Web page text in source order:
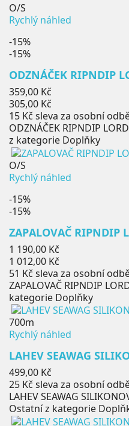
O/S
Rychlý náhled
-15%
-15%
ODZNÁČEK RIPNDIP
Běžná
cena
359,00 Kč
Cena
305,00 Kč
15 Kč sleva za osobní
ODZNÁČEK RIPNDIP
z kategorie Doplňky
O/S
Rychlý náhled
-15%
-15%
ZAPALOVAČ RIPNDIP
Běžná
cena
1 190,00 Kč
Cena
1 012,00 Kč
51 Kč sleva za osobní
ZAPALOVAČ RIPNDIP
kategorie Doplňky
700m
Rychlý náhled
LAHEV SEAWAG
Cena
499,00 Kč
25 Kč sleva za osobní
LAHEV SEAWAG
Ostatní z kategorie